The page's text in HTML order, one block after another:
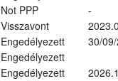
Not PPP
-
Visszavont
Engedélyezett
30/
Engedélyezett
Engedélyezett